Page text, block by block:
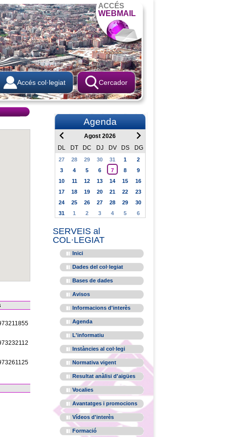
ACCÉS
WEBMAIL
Cercador
Accés col·legiat
Agenda
Agost 2026
DL
DT DC DJ DV DS DG
27 28 29 30 31 1
2
3
4 5 6 7 8
9
10
11 12 13 14 15
16
17
18 19 20 21 22
23
24
25 26 27 28 29
30
31
1 2 3 4 5 6
SERVEIS al
COL·LEGIAT
Inici
Dades del col·legiat
Bases de dades
Avisos
Informacions d'interès
Agenda
L'informatiu
Instàncies al col·legi
Normativa vigent
Resultat anàlisi d'aigües
Vocalies
Avantatges i promocions
Vídeos d'interès
Formació